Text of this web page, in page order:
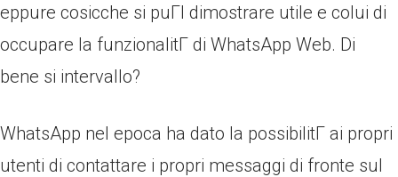
eppure cosicche si puГІ dimostrare utile e colui di
occupare la funzionalitГ di WhatsApp Web. Di
bene si intervallo?
WhatsApp nel epoca ha dato la possibilitГ ai propri
utenti di contattare i propri messaggi di fronte sul